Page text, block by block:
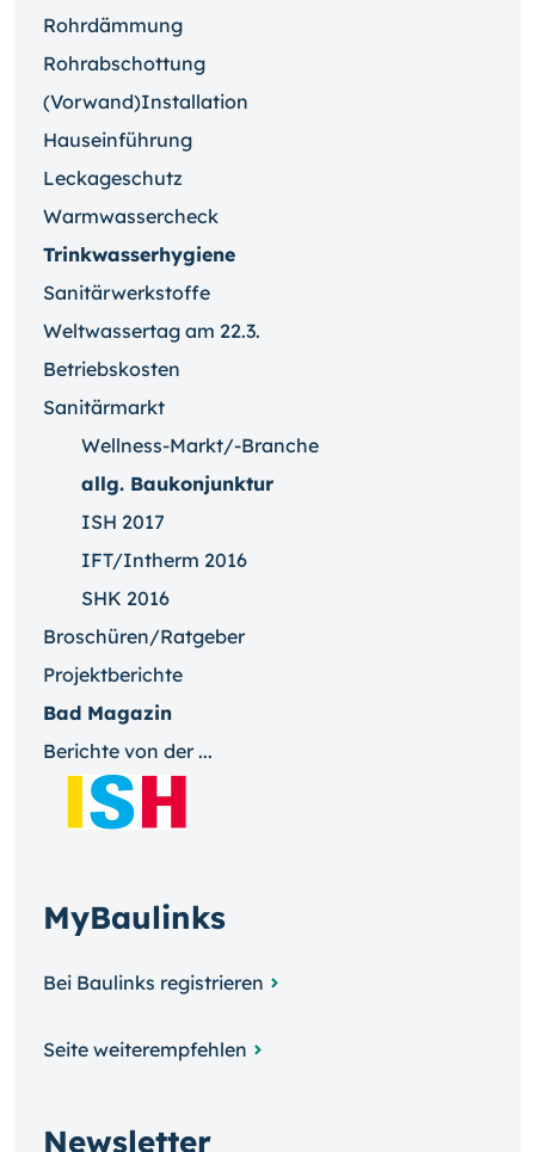
Rohrdämmung
Rohrabschottung
(Vorwand)Installation
Hauseinführung
Leckageschutz
Warmwassercheck
Trinkwasserhygiene
Sanitärwerkstoffe
Weltwassertag am 22.3.
Betriebskosten
Sanitärmarkt
Wellness-Markt/-Branche
allg. Baukonjunktur
ISH 2017
IFT/Intherm 2016
SHK 2016
Broschüren/Ratgeber
Projektberichte
Bad Magazin
Berichte von der ...
MyBaulinks
Bei Baulinks registrieren
Seite weiterempfehlen
Newsletter